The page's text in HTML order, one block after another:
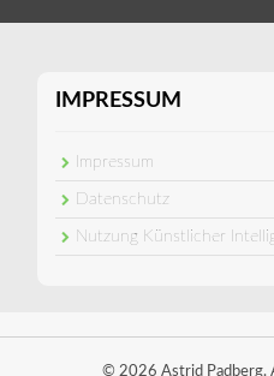
IMPRESSUM
Impressum
Datenschutz
Nutzung Künstlicher
© 2026 Astrid Padberg.